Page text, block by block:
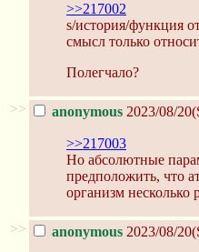
>>217002
s/история/функция
смысл только
Полегчало?
>> anonymous 2023/08/
>>217003
Но абсолютные
предположить, что
организм несколько
>> anonymous 2023/08/